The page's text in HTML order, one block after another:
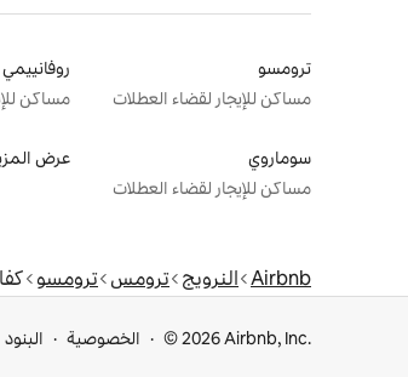
ترومسو
مساكن للإيجار لقضاء العطلات
روفانييمي
مساكن
سوماروي
مساكن للإيجار لقضاء العطلات
عرض
Airbnb النرويج ترومس ترومسو
© 2026 Airbnb, Inc. الخصوصية البنود